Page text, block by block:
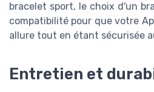
bracelet sport, le choix d'un
compatibilité pour que votre
allure tout en étant sécurisée
Entretien et